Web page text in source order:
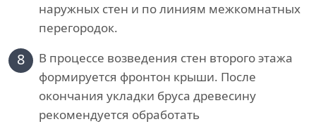
наружных стен и по линиям межкомнатных
перегородок.
8
В процессе возведения стен второго этажа
формируется фронтон крыши. После
окончания укладки бруса древесину
рекомендуется обработать